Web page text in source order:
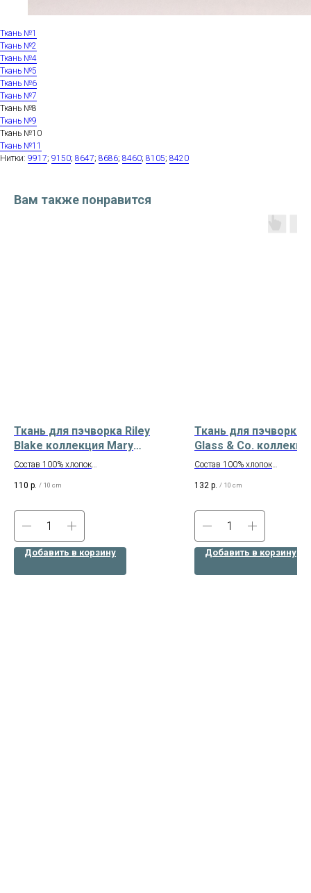
Ткань №1
Ткань №2
Ткань №4
Ткань №5
Ткань №6
Ткань №7
Ткань №8
Ткань №9
Ткань №10
Ткань №11
Нитки: 9917; 9150; 8647; 8686; 8460; 8105; 8420
Вам также понравится
Ткань для пэчворка Riley
Blake коллекция Mary
Elizabeth Арт. C7921-MINT
Состав 100% хлопок
Американский хлопок
110 р. / 10 cm
Добавить в корзину
Ткань для пэчворка
Glass & Co.
Whimsy Basics Арт.
Состав 100% хлопок
Американский хлопок
132 р. / 10 cm
Добавить в корзину